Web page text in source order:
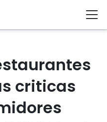
criticas